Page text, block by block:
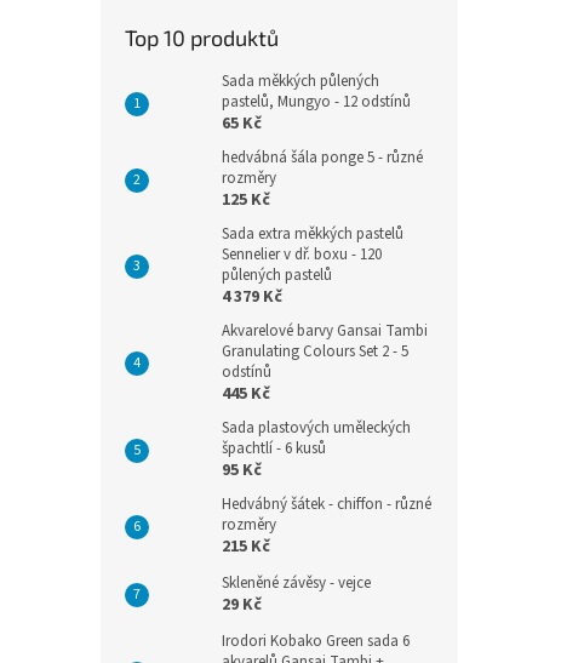
Top 10 produktů
Sada měkkých půlených
pastelů, Mungyo - 12 odstínů
65 Kč
hedvábná šála ponge 5 - různé
rozměry
125 Kč
Sada extra měkkých pastelů
Sennelier v dř. boxu - 120
půlených pastelů
4 379 Kč
Akvarelové barvy Gansai Tambi
Granulating Colours Set 2 - 5
odstínů
445 Kč
Sada plastových uměleckých
špachtlí - 6 kusů
95 Kč
Hedvábný šátek - chiffon - různé
rozměry
215 Kč
Skleněné závěsy - vejce
29 Kč
Irodori Kobako Green sada 6